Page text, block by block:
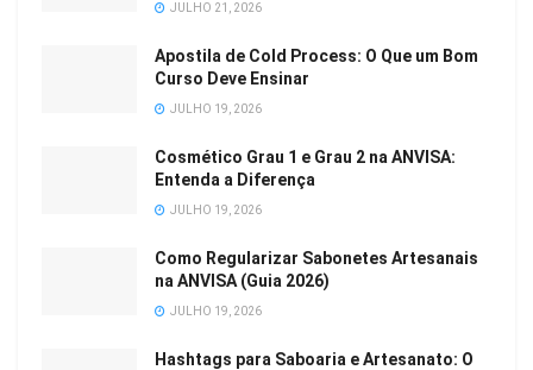
JULHO 21, 2026
Apostila de Cold Process: O Que um Bom
Curso Deve Ensinar
JULHO 19, 2026
Cosmético Grau 1 e Grau 2 na ANVISA:
Entenda a Diferença
JULHO 19, 2026
Como Regularizar Sabonetes Artesanais
na ANVISA (Guia 2026)
JULHO 19, 2026
Hashtags para Saboaria e Artesanato: O